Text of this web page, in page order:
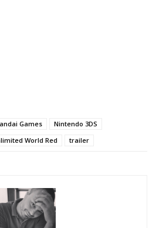
Games
Nintendo 3DS
World Red trailer